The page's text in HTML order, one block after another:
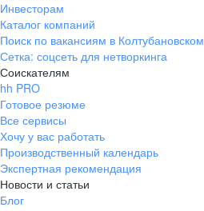
Инвесторам
Каталог компаний
Поиск по вакансиям в Колтубановском
Сетка: соцсеть для нетворкинга
Соискателям
hh PRO
Готовое резюме
Все сервисы
Хочу у вас работать
Производственный календарь
Экспертная рекомендация
Новости и статьи
Блог